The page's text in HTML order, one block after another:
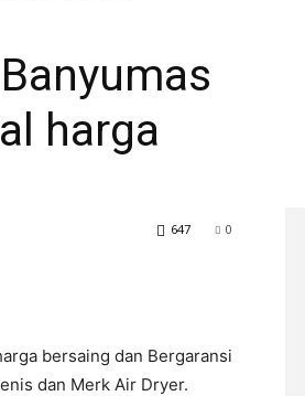
harga
0
647
bersaing dan Bergaransi
dan Merk Air Dryer.